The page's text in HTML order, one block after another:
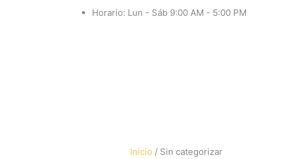
Horario: Lun - Sáb 9:00 AM - 5:00 PM
Inicio / Sin categorizar